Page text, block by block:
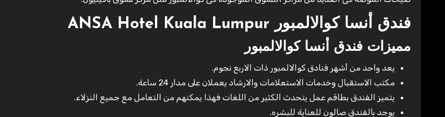
فندق أنسا كوالالمبور ANSA Hotel Kuala Lumpur
مميزات فندق أنسا كوالالمبور
يعد واحد من أشهر فنادق كوالالمبور ذات الاربع نجوم.
مكتب الاستقبال وخدمات الاستعلامات والارشاد يعملان على مدار 24 ساعة.
يتميز الفندق بطاقم عمل يتحدث الكثير من اللغات فهذا يمكنهم من التعامل مع جميع النزلاء.
يوجد بالفندق صالون للعناية للبشره.